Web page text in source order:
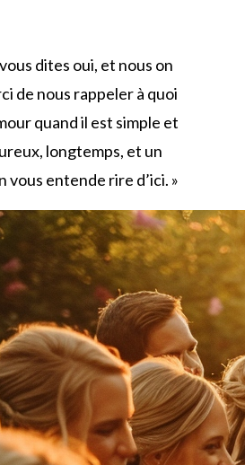
dites oui, et nous on
de nous rappeler à quoi
quand il est simple et
longtemps, et un
vous entende rire d’ici. »